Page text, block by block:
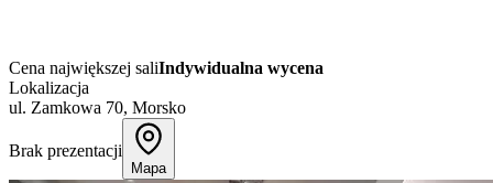
Cena największej saliIndywidualna wycena
Lokalizacja
ul. Zamkowa 70, Morsko
Brak prezentacji
Mapa